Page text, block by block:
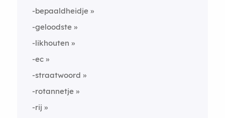
-bepaaldheidje
-geloodste
-likhouten
-ec
-straatwoord
-rotannetje
-rij